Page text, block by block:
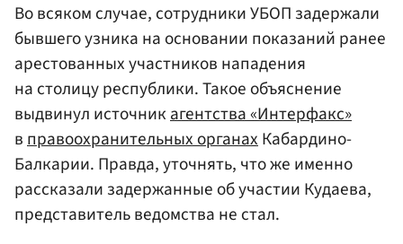
Во всяком случае, сотрудники УБОП задержали
бывшего узника на основании показаний ранее
арестованных участников нападения
на столицу республики. Такое объяснение
выдвинул источникагентства «Интерфакс»
вправоохранительных органахКабардино-
Балкарии. Правда, уточнять, что же именно
рассказали задержанные об участии Кудаева,
представитель ведомства не стал.